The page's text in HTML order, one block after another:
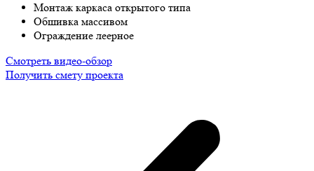
Монтаж каркаса открытого типа
Обшивка массивом
Ограждение леерное
Смотреть видео-обзор
Получить смету проекта